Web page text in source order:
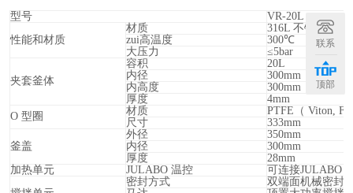
型号
VR-20L
性能和材质
材质 316L 不锈钢
zui高温度
300℃
大压力
≤5bar
夹套釜体
容积
20L
内径
300mm
内高度
300mm
厚度
4mm
O 型圈 材质 PTFE （ Viton,
尺寸
333mm
釜盖
外径
350mm
内径
300mm
厚度
28mm
加热单元
JULABO 温控
可连接JULABO
密封方式
双端面机械密封
联系
顶部